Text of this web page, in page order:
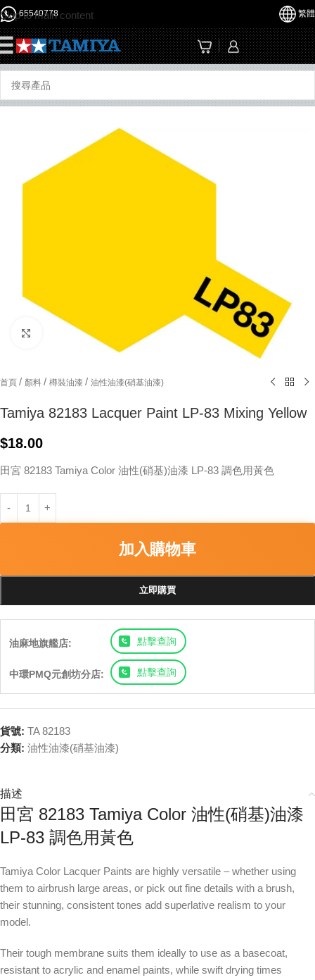
Skip to main content
65540778 繁體
Click to enlarge
首頁 / 顏料 / 樽裝油漆 / 油性油漆(硝基油漆)
Tamiya 82183 Lacquer Paint LP-83 Mixing Yellow
$18.00
田宮 82183 Tamiya Color 油性(硝基)油漆 LP-83 調色用黃色
加入購物車
立即購買
油麻地旗艦店: 點擊查詢
中環PMQ元創坊分店: 點擊查詢
貨號: TA 82183
分類: 油性油漆(硝基油漆)
描述
田宮 82183 Tamiya Color 油性(硝基)油漆
LP-83 調色用黃色
Tamiya Color Lacquer Paints are highly versatile – whether using
them to airbrush large areas, or pick out fine details with a brush,
their stunning, consistent tones add superlative realism to your
model.
Their tough membrane suits them ideally to use as a basecoat,
resistant to acrylic and enamel paints, while swift drying times